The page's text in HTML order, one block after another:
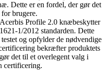
Dette er en fordel, der gør det
brugere.
Profile 2.0 knæbeskytter
1/2012 standarden. Dette
og opfylder de nødvendige
bekræfter produktets
det til et overlegent valg i
certificering.